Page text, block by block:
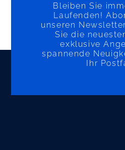
Bleiben Sie
Laufenden!
unseren
Sie die
exklusive
spannende
Ihr